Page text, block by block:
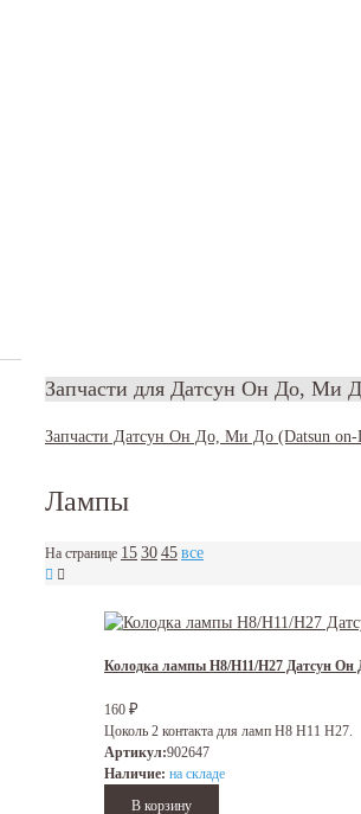
Запчасти для Датсун Он До, Ми
Запчасти Датсун Он До, Ми До (Datsun
Лампы
На странице 153045все
Колодка лампы H8/H11/H27 Датсун
160 ₽
Цоколь 2 контакта для ламп H8 H11 H27.
Артикул:902647
Наличие: на складе